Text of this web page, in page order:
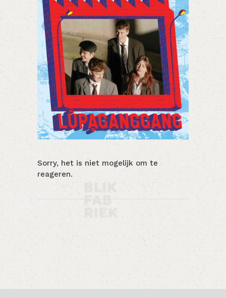
Sorry, het is niet mogelijk om te
reageren.